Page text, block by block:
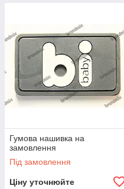
Гумова нашивка на
замовлення
Під замовлення
Ціну уточнюйте